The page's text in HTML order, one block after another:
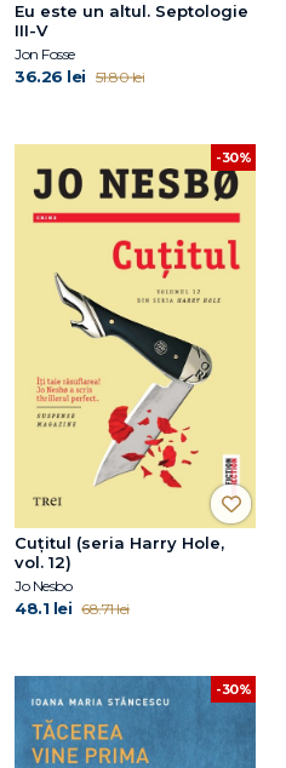
Eu este un altul. Septologie
III-V
Jon Fosse
36.26 lei 51.80 lei
-30%
Cuțitul (seria Harry Hole,
vol. 12)
Jo Nesbo
48.1 lei 68.71 lei
-30%